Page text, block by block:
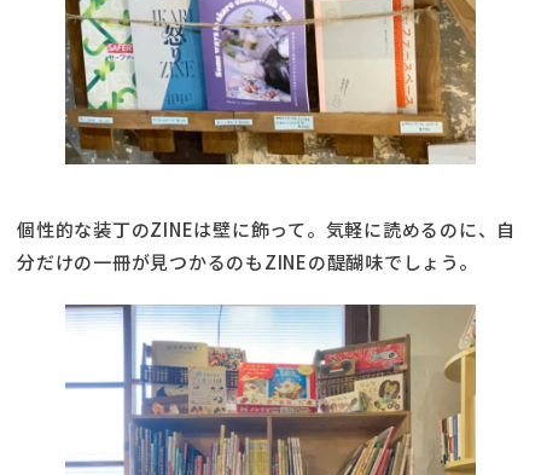
個性的な装丁のZINEは壁に飾って。気軽に読めるのに、自
分だけの一冊が見つかるのもZINEの醍醐味でしょう。